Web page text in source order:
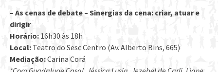
– As cenas de debate – Sinergias da cena: criar, atuar e
dirigir
Horário: 16h30 às 18h
Local: Teatro do Sesc Centro (Av. Alberto Bins, 665)
Mediação:Carina Corá